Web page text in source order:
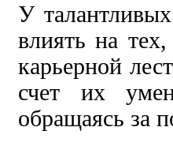
У
влиять на
карьерной
счет их
обращаясь за